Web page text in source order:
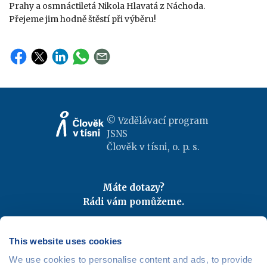
This website uses cookies
We use cookies to personalise content and ads, to provide
Prahy a osmnáctiletá Nikola Hlavatá z Náchoda.
Přejeme jim hodně štěstí při výběru!
© Vzdělávací program
JSNS
Člověk v tísni, o. p. s.
Máte dotazy?
Rádi vám pomůžeme.
Odebírejte newslettery
Mapa webu |Kariéra